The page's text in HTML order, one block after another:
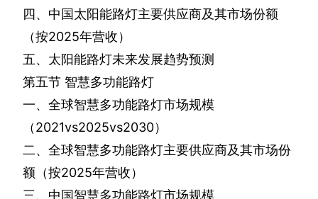
四、中国太阳能路灯主要供应商及其市场份额
（按2025年营收）
五、太阳能路灯未来发展趋势预测
第五节 智慧多功能路灯
一、全球智慧多功能路灯市场规模
（2021vs2025vs2030）
二、全球智慧多功能路灯主要供应商及其市场份
额（按2025年营收）
三、中国智慧多功能路灯市场规模